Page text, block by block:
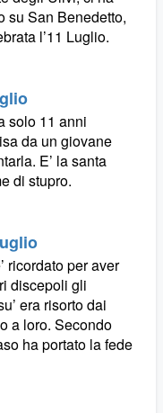
su San Benedetto,
l’11 Luglio.
solo 11 anni
da un giovane
E’ la santa
di stupro.
ricordato per aver
discepoli gli
era risorto dai
a loro. Secondo
ha portato la fede